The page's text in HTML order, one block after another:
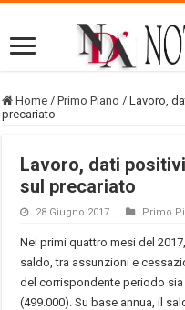
Home / Primo Piano / Lavoro,
precariato
Lavoro, dati
sul precariato
28 Giugno 2017 Primo
Nei primi quattro mesi del
saldo, tra assunzioni e
del corrispondente periodo sia
(499.000). Su base annua, il